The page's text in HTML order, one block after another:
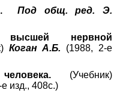
Под общ. ред. Э.
нервной
Коган А.Б. (1988, 2-е
(Учебник)
изд., 408с.)